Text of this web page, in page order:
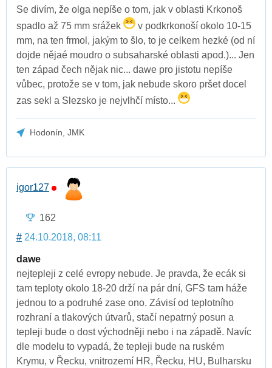
Se divím, že olga nepíše o tom, jak v oblasti Krkonoš
spadlo až 75 mm srážek
v podkrkonoší okolo 10-15
mm, na ten frmol, jakým to šlo, to je celkem hezké (od ní
dojde nějaé moudro o subsaharské oblasti apod.)... Jen
ten západ čech nějak nic... dawe pro jistotu nepíše
vůbec, protože se v tom, jak nebude skoro pršet docel
zas sekl a Slezsko je nejvlhčí místo...
Hodonín, JMK
igor127
162
# 24.10.2018, 08:11
dawe
nejtepleji z celé evropy nebude. Je pravda, že ecák si
tam teploty okolo 18-20 drží na pár dní, GFS tam háže
jednou to a podruhé zase ono. Závisí od teplotního
rozhraní a tlakových útvarů, stačí nepatrný posun a
tepleji bude o dost východněji nebo i na západě. Navíc
dle modelu to vypadá, že tepleji bude na ruském
Krymu, v Řecku, vnitrozemí HR, Řecku, HU, Bulharsku